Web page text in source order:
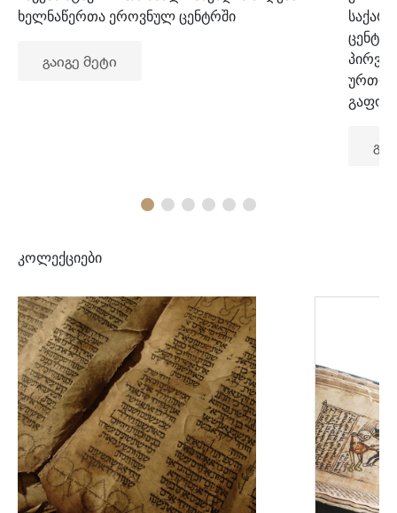
ხელნაწერთა ეროვნულ ცენტრში
გაიგე მეტი
კოლექციები